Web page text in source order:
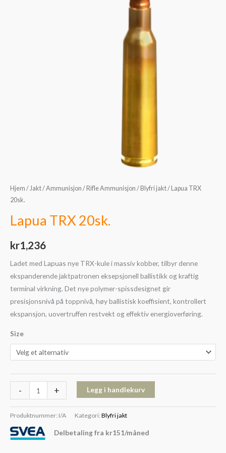
Hjem /Jakt/Ammunisjon / Rifle Ammunisjon / Blyfri jakt/ Lapua TRX
20sk.
Lapua TRX 20sk.
kr1,236
Ladet med Lapuas nye TRX-kule i massiv kobber, tilbyr denne
ekspanderende jaktpatronen eksepsjonell ballistikk og kraftig
terminal virkning. Det nye polymer-spissdesignet gir
presisjonsnivå på toppnivå, høy ballistisk koeffisient, kontrollert
ekspansjon, uovertruffen restvekt og effektiv energioverføring.
Size
- + Legg i handlekurv
Produktnummer: I/A Kategori: Blyfri jakt
Delbetaling fra kr151/måned